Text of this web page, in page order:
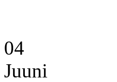
04
Juuni